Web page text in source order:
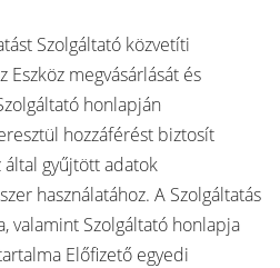
Szolgáltató közvetíti
Eszköz megvásárlását és
honlapján
hozzáférést biztosít
által gyűjtött adatok
használatához. A Szolgáltatás
valamint Szolgáltató honlapja
Előfizető egyedi